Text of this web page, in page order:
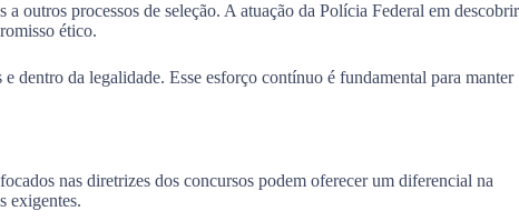
outros processos de seleção. A atuação da Polícia Federal em descobrir
ético.
dentro da legalidade. Esse esforço contínuo é fundamental para manter
nas diretrizes dos concursos podem oferecer um diferencial na
exigentes.